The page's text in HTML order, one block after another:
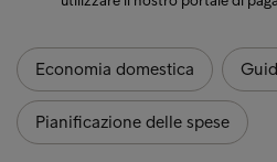
Economia domestica
Pianificazione delle spese